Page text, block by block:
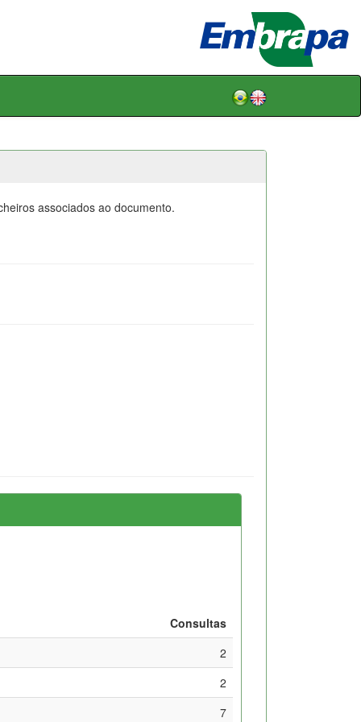
associados ao documento.
Consultas
2
2
7